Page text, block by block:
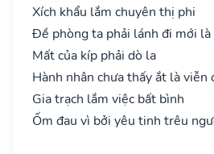
Xích khẩu lắm chuyên thị phi
Đề phòng ta phải lánh đi mới là
Mất của kíp phải dò la
Hành nhân chưa thấy ắt là viễn
Gia trạch lắm việc bất bình
Ốm đau vì bởi yêu tinh trêu